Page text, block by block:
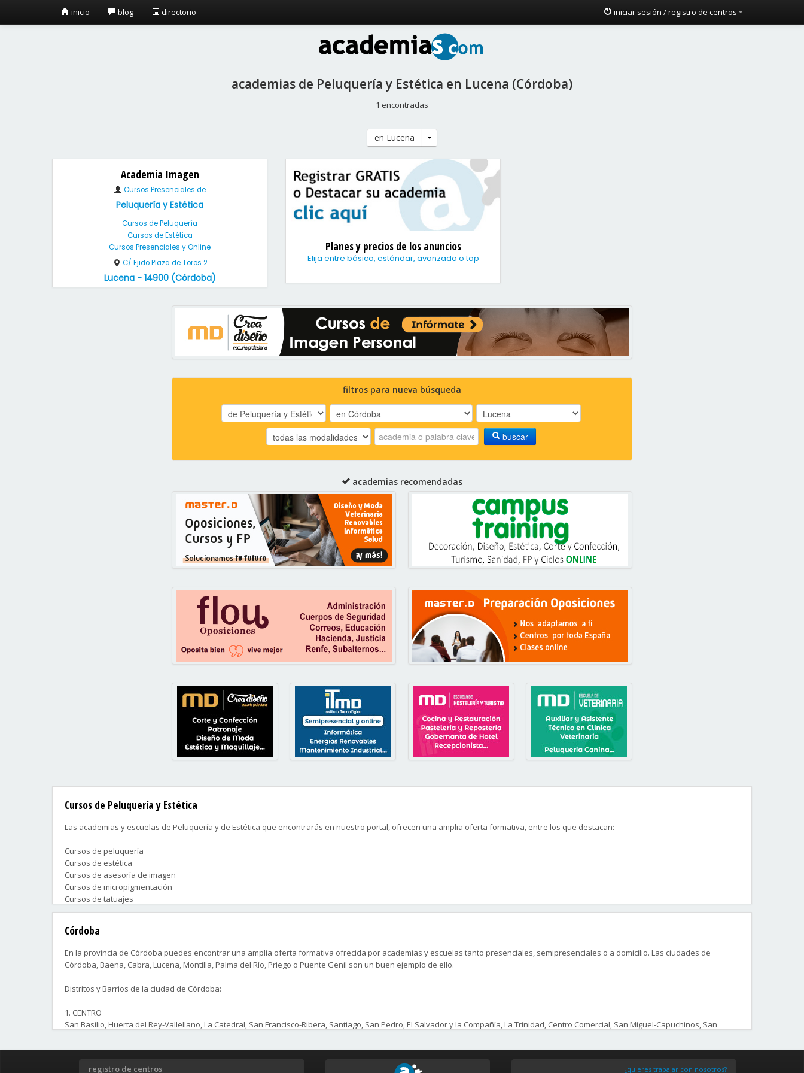
inicio blog directorio iniciar sesión / registro de centros
academias de Peluquería y Estética en Lucena (Córdoba)
1 encontradas
en Lucena
Academia Imagen
Cursos Presenciales de
Peluquería y Estética
Cursos de Peluquería
Cursos de Estética
Cursos Presenciales y Online
C/ Ejido Plaza de Toros 2
Lucena - 14900 (Córdoba)
Planes y precios de los anuncios
Elija entre básico, estándar, avanzado o top
filtros para nueva búsqueda
buscar
academias recomendadas
Cursos de Peluquería y Estética
Las academias y escuelas de Peluquería y de Estética que encontrarás en nuestro portal, ofrecen una amplia oferta formativa, entre los que destacan:
Cursos de peluquería
Cursos de estética
Cursos de asesoría de imagen
Cursos de micropigmentación
Cursos de tatuajes
Cursos de ayudante de peluquería
Cursos de maquillaje profesional
Contacta ahora con las academias que más te convengan y disfruta lo antes posible con el curso que te preparará profesionalmente para poder ocupar un puesto de trabajo en el
Córdoba
En la provincia de Córdoba puedes encontrar una amplia oferta formativa ofrecida por academias y escuelas tanto presenciales, semipresenciales o a domicilio. Las ciudades de
Córdoba, Baena, Cabra, Lucena, Montilla, Palma del Río, Priego o Puente Genil son un buen ejemplo de ello.
Distritos y Barrios de la ciudad de Córdoba:
1. CENTRO
San Basilio, Huerta del Rey-Vallellano, La Catedral, San Francisco-Ribera, Santiago, San Pedro, El Salvador y la Compañía, La Trinidad, Centro Comercial, San Miguel-Capuchinos, San
registro de centros ¿quieres trabajar con nosotros?